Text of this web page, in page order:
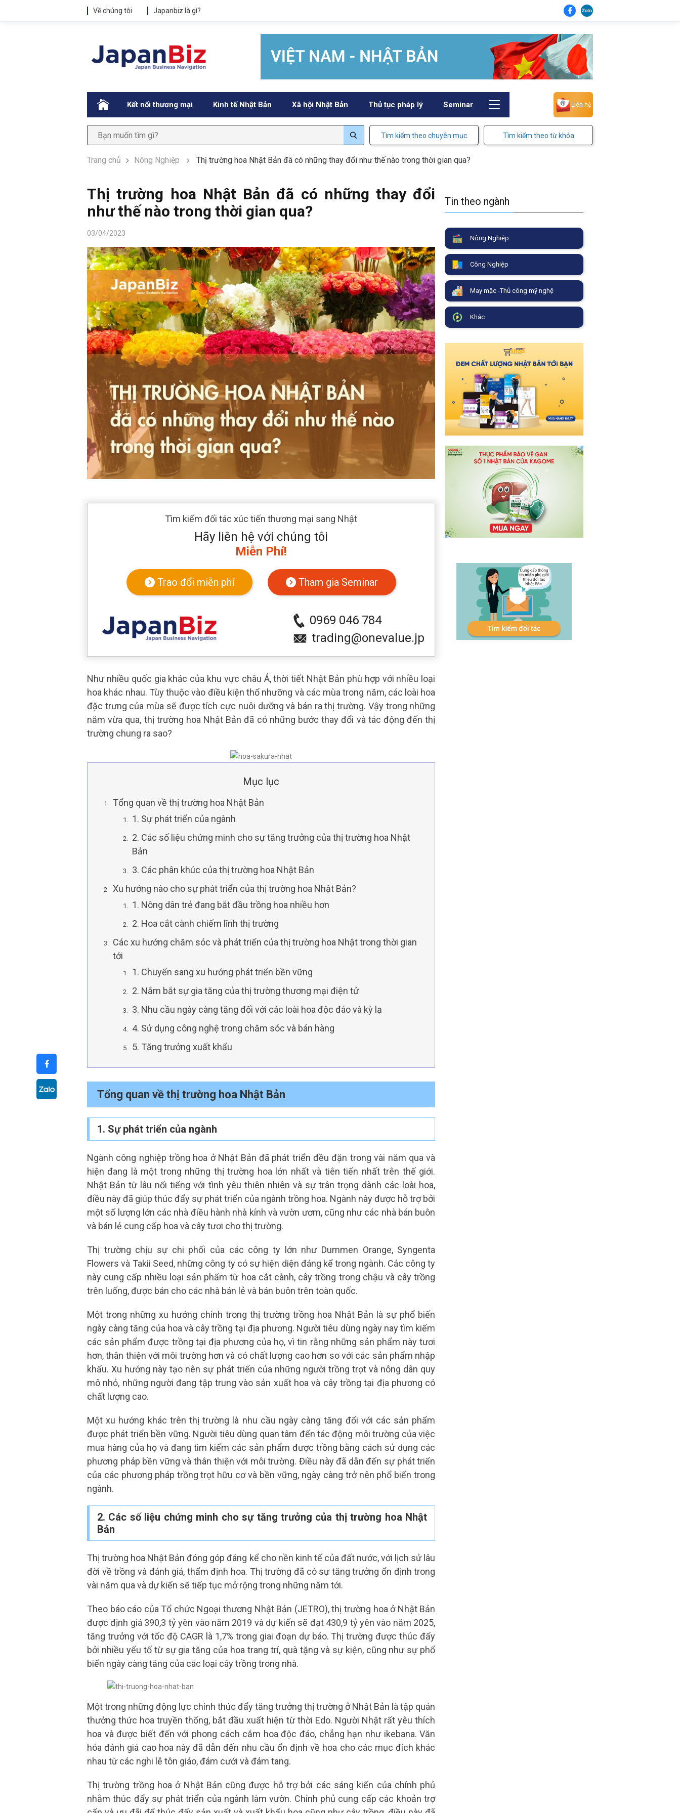
Về chúng tôi Japanbiz là gì?
. Kết nối thương mại Kinh tế Nhật Bản Xã hội Nhật Bản Thủ tục pháp lý Seminar Liên hệ
Tìm kiếm theo chuyên mục Tìm kiếm theo từ khóa
Trang chủ Nông Nghiệp Thị trường hoa Nhật Bản đã có những thay đổi như thế nào trong thời gian qua?
Thị trường hoa Nhật Bản đã có những thay đổi
như thế nào trong thời gian qua?
03/04/2023
Tìm kiếm đối tác xúc tiến thương mại sang Nhật
Hãy liên hệ với chúng tôi
Miễn Phí!
Trao đổi miễn phí Tham gia Seminar
0969 046 784
trading@onevalue.jp
Như nhiều quốc gia khác của khu vực châu Á, thời tiết Nhật Bản phù hợp với nhiều loại
hoa khác nhau. Tùy thuộc vào điều kiện thổ nhưỡng và các mùa trong năm, các loài hoa
đặc trưng của mùa sẽ được tích cực nuôi dưỡng và bán ra thị trường. Vậy trong những
năm vừa qua, thị trường hoa Nhật Bản đã có những bước thay đổi và tác động đến thị
trường chung ra sao?
Mục lục
Tổng quan về thị trường hoa Nhật Bản
1. Sự phát triển của ngành
2. Các số liệu chứng minh cho sự tăng trưởng của thị trường hoa Nhật
Bản
3. Các phân khúc của thị trường hoa Nhật Bản
Xu hướng nào cho sự phát triển của thị trường hoa Nhật Bản?
1. Nông dân trẻ đang bắt đầu trồng hoa nhiều hơn
2. Hoa cắt cành chiếm lĩnh thị trường
Các xu hướng chăm sóc và phát triển của thị trường hoa Nhật trong thời gian
tới
1. Chuyển sang xu hướng phát triển bền vững
2. Nắm bắt sự gia tăng của thị trường thương mại điện tử
3. Nhu cầu ngày càng tăng đối với các loài hoa độc đáo và kỳ lạ
4. Sử dụng công nghệ trong chăm sóc và bán hàng
5. Tăng trưởng xuất khẩu
Tổng quan về thị trường hoa Nhật Bản
1. Sự phát triển của ngành
Ngành công nghiệp trồng hoa ở Nhật Bản đã phát triển đều đặn trong vài năm qua và
hiện đang là một trong những thị trường hoa lớn nhất và tiên tiến nhất trên thế giới.
Nhật Bản từ lâu nổi tiếng với tình yêu thiên nhiên và sự trân trọng dành các loài hoa,
điều này đã giúp thúc đẩy sự phát triển của ngành trồng hoa. Ngành này được hỗ trợ bởi
một số lượng lớn các nhà điều hành nhà kính và vườn ươm, cũng như các nhà bán buôn
và bán lẻ cung cấp hoa và cây tươi cho thị trường.
Thị trường chịu sự chi phối của các công ty lớn như Dummen Orange, Syngenta
Flowers và Takii Seed, những công ty có sự hiện diện đáng kể trong ngành. Các công ty
này cung cấp nhiều loại sản phẩm từ hoa cắt cành, cây trồng trong chậu và cây trồng
trên luống, được bán cho các nhà bán lẻ và bán buôn trên toàn quốc.
Một trong những xu hướng chính trong thị trường trồng hoa Nhật Bản là sự phổ biến
ngày càng tăng của hoa và cây trồng tại địa phương. Người tiêu dùng ngày nay tìm kiếm
các sản phẩm được trồng tại địa phương của họ, vì tin rằng những sản phẩm này tươi
hơn, thân thiện với môi trường hơn và có chất lượng cao hơn so với các sản phẩm nhập
khẩu. Xu hướng này tạo nên sự phát triển của những người trồng trọt và nông dân quy
mô nhỏ, những người đang tập trung vào sản xuất hoa và cây trồng tại địa phương có
chất lượng cao.
Một xu hướng khác trên thị trường là nhu cầu ngày càng tăng đối với các sản phẩm
được phát triển bền vững. Người tiêu dùng quan tâm đến tác động môi trường của việc
mua hàng của họ và đang tìm kiếm các sản phẩm được trồng bằng cách sử dụng các
phương pháp bền vững và thân thiện với môi trường. Điều này đã dẫn đến sự phát triển
của các phương pháp trồng trọt hữu cơ và bền vững, ngày càng trở nên phổ biến trong
ngành.
2. Các số liệu chứng minh cho sự tăng trưởng của thị trường hoa Nhật
Bản
Thị trường hoa Nhật Bản đóng góp đáng kể cho nền kinh tế của đất nước, với lịch sử lâu
đời về trồng và đánh giá, thẩm định hoa. Thị trường đã có sự tăng trưởng ổn định trong
vài năm qua và dự kiến ​​sẽ tiếp tục mở rộng trong những năm tới.
Theo báo cáo của Tổ chức Ngoại thương Nhật Bản (JETRO), thị trường hoa ở Nhật Bản
được định giá 390,3 tỷ yên vào năm 2019 và dự kiến ​​sẽ đạt 430,9 tỷ yên vào năm 2025,
tăng trưởng với tốc độ CAGR là 1,7% trong giai đoạn dự báo. Thị trường được thúc đẩy
bởi nhiều yếu tố từ sự gia tăng của hoa trang trí, quà tặng và sự kiện, cũng như sự phổ
biến ngày càng tăng của các loại cây trồng trong nhà.
Một trong những động lực chính thúc đẩy tăng trưởng thị trường ở Nhật Bản là tập quán
thưởng thức hoa truyền thống, bắt đầu xuất hiện từ thời Edo. Người Nhật rất yêu thích
hoa và được biết đến với phong cách cắm hoa độc đáo, chẳng hạn như ikebana. Văn
hóa đánh giá cao hoa này đã dẫn đến nhu cầu ổn định về hoa cho các mục đích khác
nhau từ các nghi lễ tôn giáo, đám cưới và đám tang.
Thị trường trồng hoa ở Nhật Bản cũng được hỗ trợ bởi các sáng kiến ​​của chính phủ
nhằm thúc đẩy sự phát triển của ngành làm vườn. Chính phủ cung cấp các khoản trợ
Tin theo ngành
Nông Nghiệp
Công Nghiệp
May mặc -Thủ công mỹ nghệ
Khác